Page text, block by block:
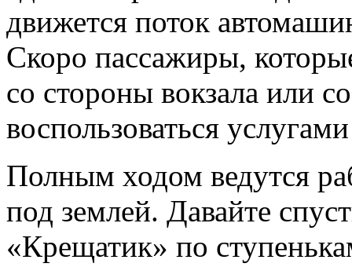
движется поток
Скоро пассажиры,
со стороны вокзала или
воспользоваться
Полным ходом ведутся
под землей. Давайте
«Крещатик» по